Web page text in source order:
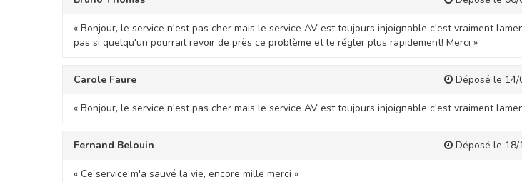
« Bonjour, le service n'est pas cher mais le service AV est toujours injoignable c'est vraiment
pas si quelqu'un pourrait revoir de près ce problème et le régler plus rapidement! Merci »
Carole Faure Déposé le 14/
« Bonjour, le service n'est pas cher mais le service AV est toujours injoignable c'est vraiment
Fernand Belouin Déposé le 18/
« Ce service m'a sauvé la vie, encore mille merci »